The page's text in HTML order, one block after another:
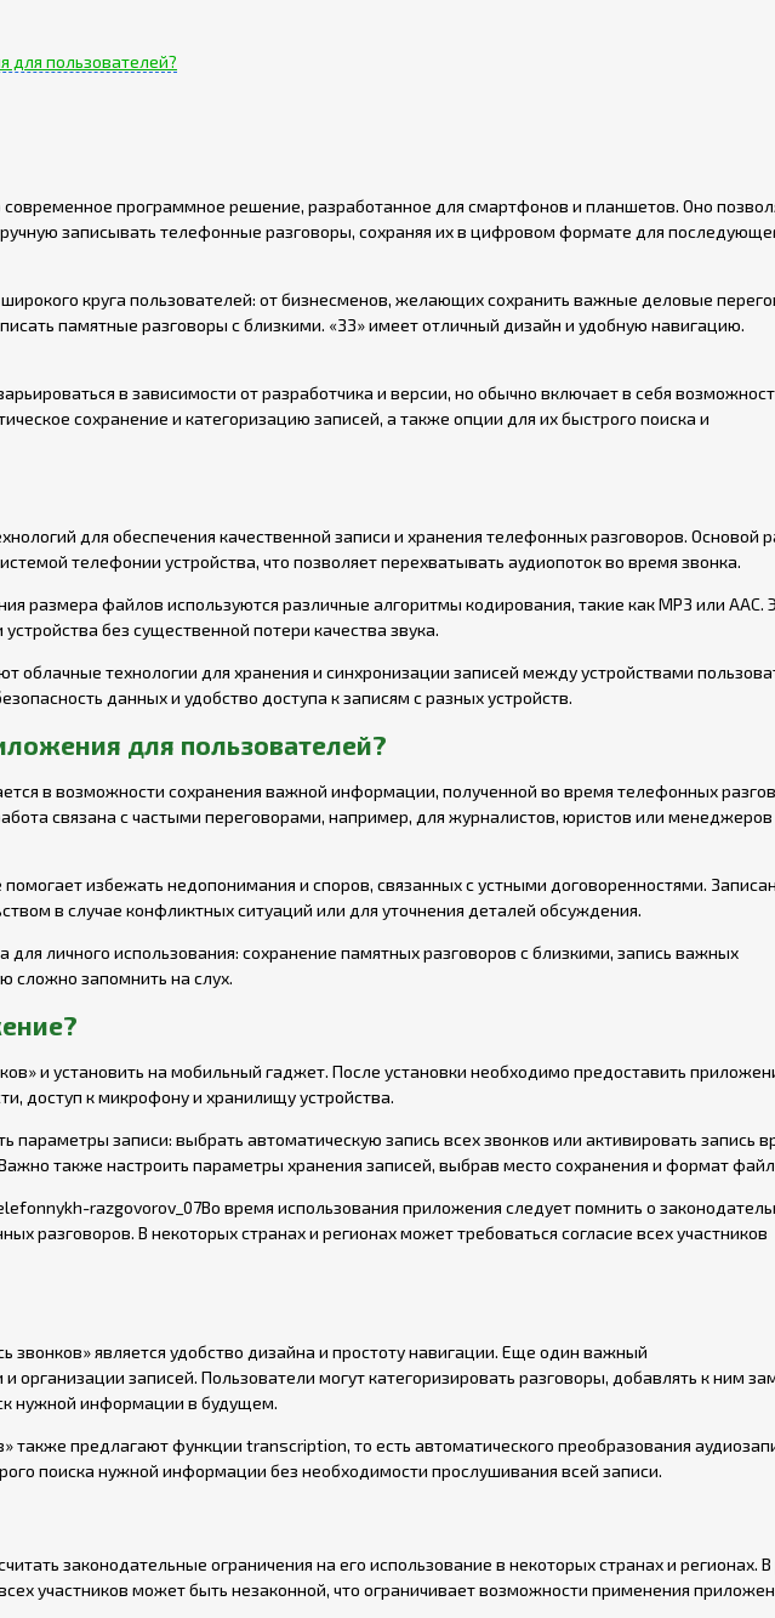
для пользователей?
программное решение, разработанное для смартфонов и планшетов. Оно
записывать телефонные разговоры, сохраняя их в цифровом формате для
круга пользователей: от бизнесменов, желающих сохранить важные деловые
памятные разговоры с близкими. «ЗЗ» имеет отличный дизайн и удобную навигацию.
в зависимости от разработчика и версии, но обычно включает в себя
сохранение и категоризацию записей, а также опции для их быстрого поиска и
для обеспечения качественной записи и хранения телефонных разговоров. Основой
телефонии устройства, что позволяет перехватывать аудиопоток во время звонка.
размера файлов используются различные алгоритмы кодирования, такие как MP3 или AAC.
без существенной потери качества звука.
облачные технологии для хранения и синхронизации записей между устройствами
данных и удобство доступа к записям с разных устройств.
для пользователей?
в возможности сохранения важной информации, полученной во время телефонных
связана с частыми переговорами, например, для журналистов, юристов или менеджеров
избежать недопонимания и споров, связанных с устными договоренностями.
в случае конфликтных ситуаций или для уточнения деталей обсуждения.
для личного использования: сохранение памятных разговоров с близкими, запись важных
сложно запомнить на слух.
и установить на мобильный гаджет. После установки необходимо предоставить
доступ к микрофону и хранилищу устройства.
параметры записи: выбрать автоматическую запись всех звонков или активировать запись
также настроить параметры хранения записей, выбрав место сохранения и формат
Во время использования приложения следует помнить о
разговоров. В некоторых странах и регионах может требоваться согласие всех участников
звонков» является удобство дизайна и простоту навигации. Еще один важный
организации записей. Пользователи могут категоризировать разговоры, добавлять к ним
нужной информации в будущем.
также предлагают функции transcription, то есть автоматического преобразования
поиска нужной информации без необходимости прослушивания всей записи.
законодательные ограничения на его использование в некоторых странах и регионах. В
участников может быть незаконной, что ограничивает возможности применения